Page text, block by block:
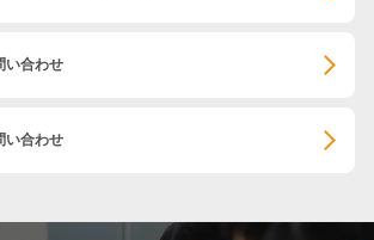
い合わせ
い合わせ